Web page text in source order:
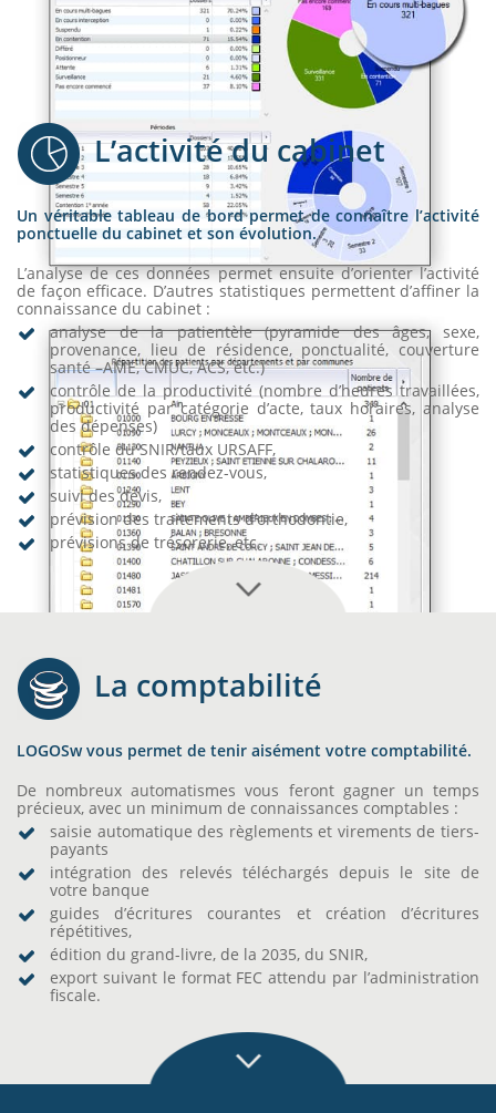
L’activité du cabinet
Un véritable tableau de bord permet de connaître l’activité
ponctuelle du cabinet et son évolution.
L’analyse de ces données permet ensuite d’orienter l’activité
de façon efficace. D’autres statistiques permettent d’affiner la
connaissance du cabinet :
analyse de la patientèle (pyramide des âges, sexe,
provenance, lieu de résidence, ponctualité, couverture
santé –AME, CMUC, ACS, etc.)
contrôle de la productivité (nombre d’heures travaillées,
productivité par catégorie d’acte, taux horaires, analyse
des dépenses)
contrôle du SNIR/taux URSAFF,
statistiques des rendez-vous,
suivi des devis,
prévision des traitements d’orthodontie,
prévisions de trésorerie, etc.
La comptabilité
LOGOSw vous permet de tenir aisément votre comptabilité.
De nombreux automatismes vous feront gagner un temps
précieux, avec un minimum de connaissances comptables :
saisie automatique des règlements et virements de tiers-
payants
intégration des relevés téléchargés depuis le site de
votre banque
guides d’écritures courantes et création d’écritures
répétitives,
édition du grand-livre, de la 2035, du SNIR,
export suivant le format FEC attendu par l’administration
fiscale.